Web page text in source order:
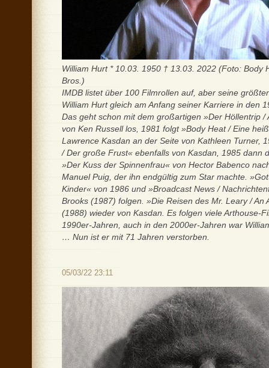
William Hurt * 10.03. 1950 † 13.03. 2022 (Foto: Body
Bros.)
IMDB listet über 100 Filmrollen auf, aber seine
William Hurt gleich am Anfang seiner Karriere in den
Das geht schon mit dem großartigen »Der Höllentrip /
von Ken Russell los, 1981 folgt »Body Heat / Eine
Lawrence Kasdan an der Seite von Kathleen Turner,
/ Der große Frust« ebenfalls von Kasdan, 1985 dann
»Der Kuss der Spinnenfrau« von Hector Babenco
Manuel Puig, der ihn endgültig zum Star machte.
Kinder« von 1986 und »Broadcast News /
Brooks (1987) folgen. »Die Reisen des Mr. Leary / An
(1988) wieder von Kasdan. Es folgen viele Arthouse-
1990er-Jahren, auch in den 2000er-Jahren war
… Nun ist er mit 71 Jahren verstorben.
05/03/22 23:11